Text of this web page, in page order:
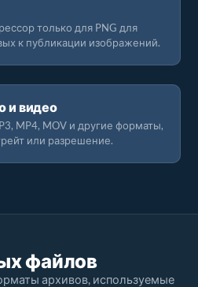
только для PNG для
к публикации изображений.
и видео
MP4, MOV и другие форматы,
или разрешение.
файлов
архивов, используемые